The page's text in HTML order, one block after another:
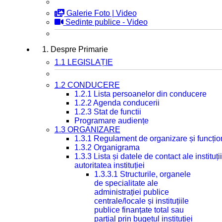
Galerie Foto | Video
Sedinte publice - Video
1. Despre Primarie
1.1 LEGISLAȚIE
1.2 CONDUCERE
1.2.1 Lista persoanelor din conducere
1.2.2 Agenda conducerii
1.2.3 Stat de functii
Programare audiențe
1.3 ORGANIZARE
1.3.1 Regulament de organizare și
1.3.2 Organigrama
1.3.3 Lista și datele de contact ale
autoritatea instituției
1.3.3.1 Structurile, organele
de specialitate ale
administrației publice
centrale/locale și instituțiile
publice finanțate total sau
parțial prin bugetul instituției